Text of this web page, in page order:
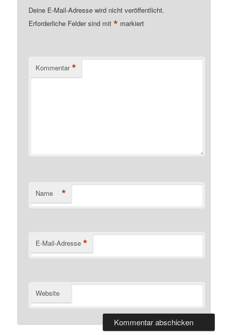
Deine E-Mail-Adresse wird nicht veröffentlicht.
Erforderliche Felder sind mit* markiert
Kommentar *
Name *
E-Mail-Adresse *
Website